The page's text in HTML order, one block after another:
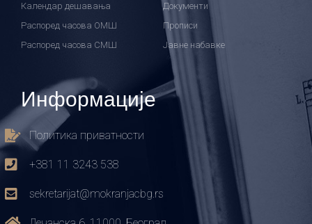
Календар дешавања
Распоред часова ОМШ
Распоред часова СМШ
Документи
Прописи
Јавне набавке
Информације
Политика приватности
+381 11 3243 538
sekretarijat@mokranjacbg.rs